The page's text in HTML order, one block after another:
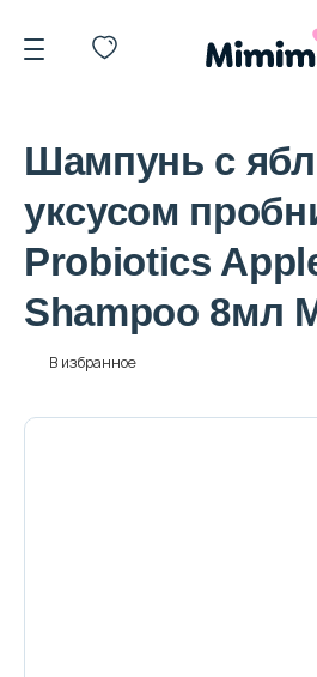
*OVERSTOCK -30%
Уход за лицом
Шампунь с
уксусом
Probiotics
Shampoo 8мл
В избранное